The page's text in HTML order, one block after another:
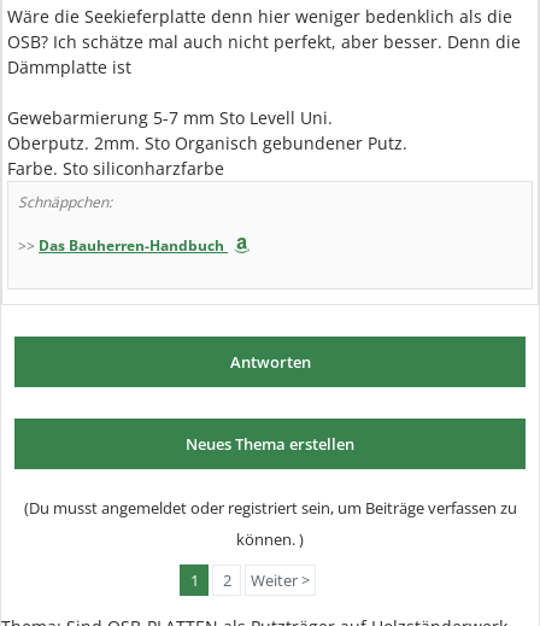
Wäre die Seekieferplatte denn hier weniger bedenklich als die
OSB? Ich schätze mal auch nicht perfekt, aber besser. Denn die
Dämmplatte ist
Gewebarmierung 5-7 mm Sto Levell Uni.
Oberputz. 2mm. Sto Organisch gebundener Putz.
Farbe. Sto siliconharzfarbe
Schnäppchen:
>> Das Bauherren-Handbuch
Antworten
Neues Thema erstellen
(Du musst angemeldet oder registriert sein, um Beiträge verfassen zu
können. )
1
2 Weiter >